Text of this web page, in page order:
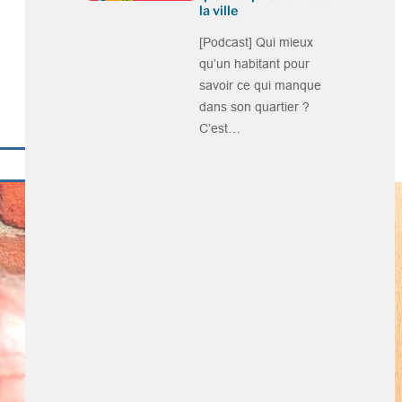
la ville
[Podcast] Qui mieux
qu’un habitant pour
savoir ce qui manque
dans son quartier ?
C’est…